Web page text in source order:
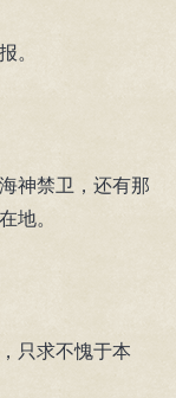
神禁卫，还有那
地。
只求不愧于本